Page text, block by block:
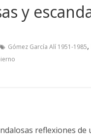
y
Gómez García Alí 1951-1985,
reflexiones